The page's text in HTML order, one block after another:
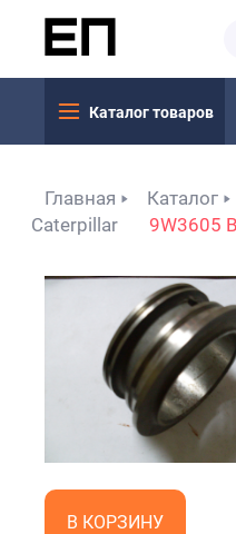
Каталог товаров
Главная Каталог
Caterpillar
9W3605
В КОРЗИНУ